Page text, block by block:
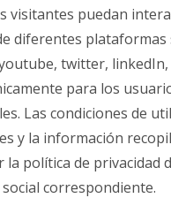
visitantes puedan
diferentes plataformas
twitter, linkedIn,
para los
Las condiciones de
y la información
política de privacidad
correspondiente.